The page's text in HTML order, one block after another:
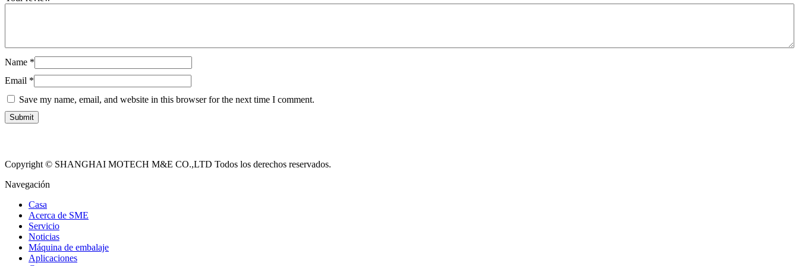
Name *
Email *
Save my name, email, and website in this browser for the next time I comment.
Copyright © SHANGHAI MOTECH M&E CO.,LTD Todos los derechos reservados.
Navegación
Casa
Acerca de SME
Servicio
Noticias
Máquina de embalaje
Aplicaciones